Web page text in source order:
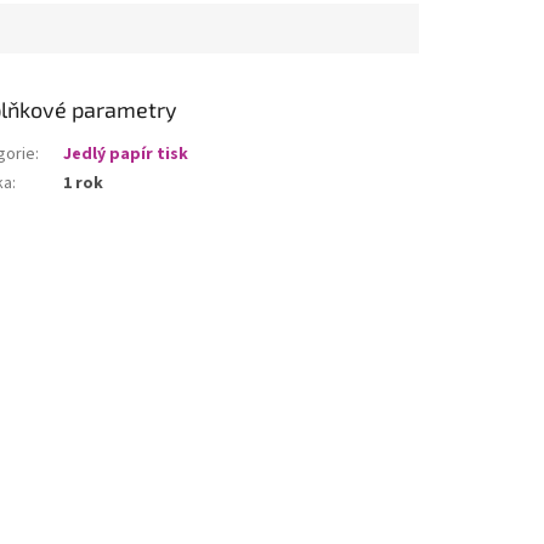
parametry
:
Jedlý papír tisk
: 1 rok